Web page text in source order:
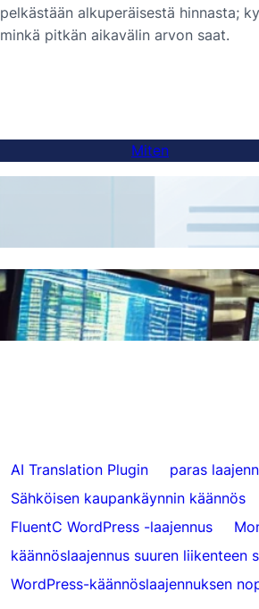
pelkästään alkuperäisestä hinnasta;
minkä pitkän aikavälin arvon saat.
Miten
Kuinka lisätä kielenvaihtaja
Ohita käännökset tietystä sisällöstä
FluentC:llä
AI Translation Plugin paras
Sähköisen kaupankäynnin käännös
FluentC WordPress -laajennus
käännöslaajennus suuren liikenteen
WordPress-käännöslaajennuksen